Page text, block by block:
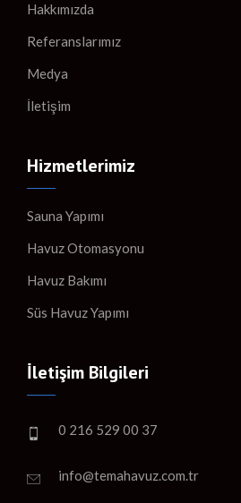
Hakkımızda
Referanslarımız
Medya
İletişim
Hizmetlerimiz
Sauna Yapımı
Havuz Otomasyonu
Havuz Bakımı
Süs Havuz Yapımı
İletişim Bilgileri
0 216 529 00 37
info@temahavuz.com.tr